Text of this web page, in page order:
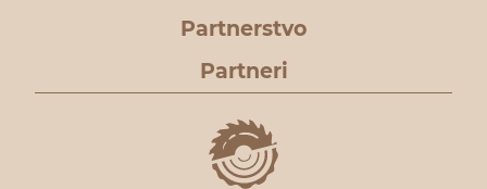
Partnerstvo
Partneri